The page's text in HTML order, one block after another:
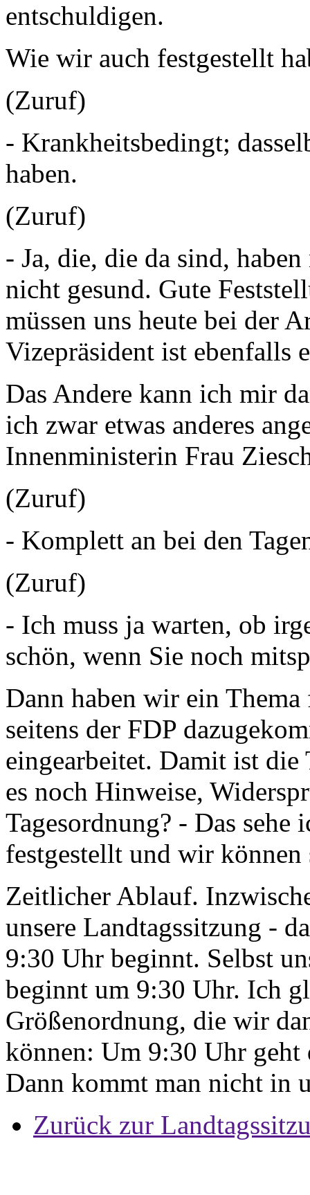
entschuldigen.
Wie wir auch festgestellt
(Zuruf)
- Krankheitsbedingt;
haben.
(Zuruf)
- Ja, die, die da sind,
nicht gesund. Gute
müssen uns heute bei der
Vizepräsident ist ebenfalls
Das Andere kann ich mir
ich zwar etwas anderes
Innenministerin Frau
(Zuruf)
- Komplett an bei den
(Zuruf)
- Ich muss ja warten, ob
schön, wenn Sie noch
Dann haben wir ein
seitens der FDP
eingearbeitet. Damit ist
es noch Hinweise,
Tagesordnung? - Das
festgestellt und wir können
Zeitlicher Ablauf.
unsere Landtagssitzung -
9:30 Uhr beginnt. Selbst
beginnt um 9:30 Uhr. Ich
Größenordnung, die wir
können: Um 9:30 Uhr geht
Dann kommt man nicht in
Zurück zur